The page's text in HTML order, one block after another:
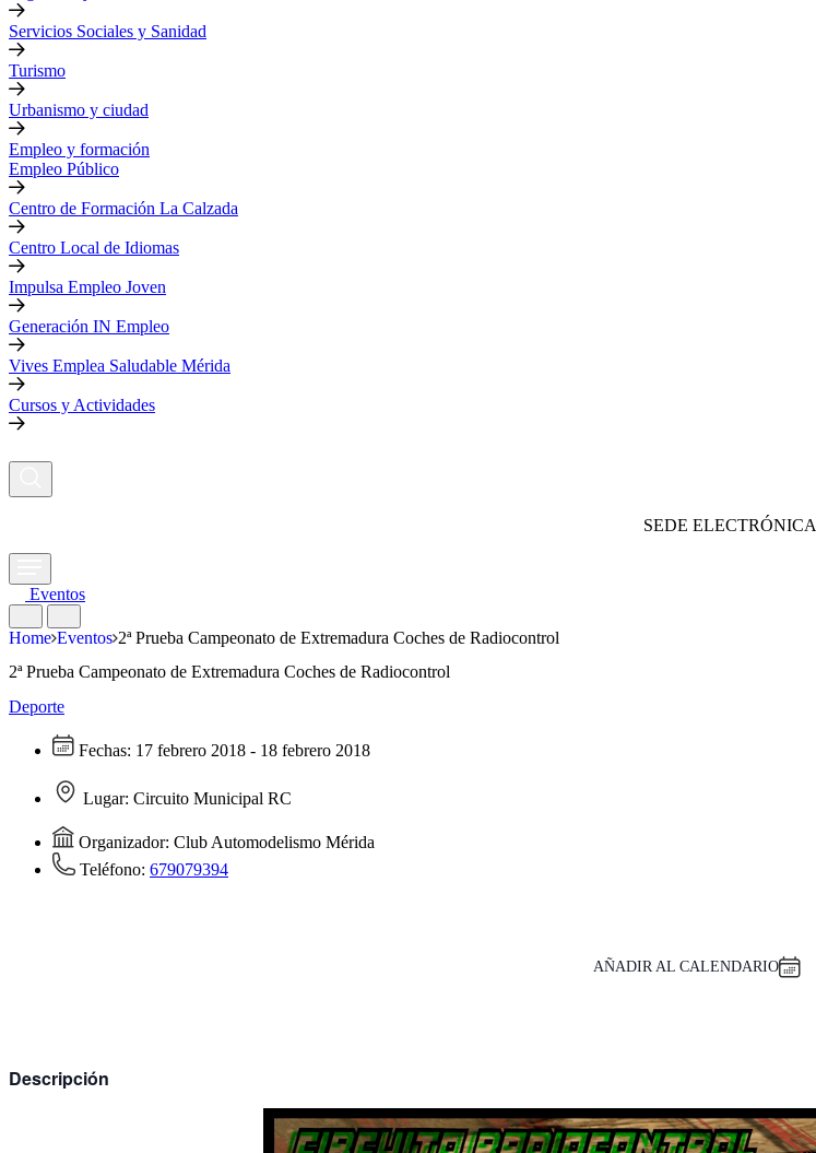
Servicios Sociales y Sanidad
Turismo
Urbanismo y ciudad
Empleo y formación
Empleo Público
Centro de Formación La Calzada
Centro Local de Idiomas
Impulsa Empleo Joven
Generación IN Empleo
Vives Emplea Saludable Mérida
Cursos y Actividades
SEDE ELECTRÓNICA
Eventos
Home Eventos 2ª Prueba Campeonato de Extremadura Coches de Radiocontrol
2ª Prueba Campeonato de Extremadura Coches de Radiocontrol
Deporte
Fechas: 17 febrero 2018 - 18 febrero 2018
Lugar: Circuito Municipal RC
Organizador: Club Automodelismo Mérida
Teléfono: 679079394
AÑADIR AL CALENDARIO
Descripción